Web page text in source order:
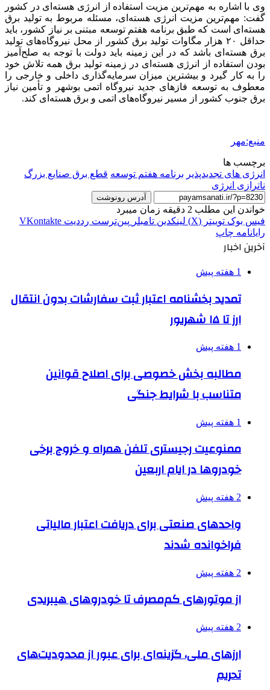
وی با اشاره به مهم‌ترین مزیت استفاده از انرژی هسته‌ای در کشور
گفت: مهم‌ترین مزیت انرژی هسته‌ای، مسئله مربوط به تولید برق
هسته‌ای است که طبق برنامه هفتم توسعه مبتنی بر نیاز کشور، باید
حداقل ۲۰ هزار مگاوات تولید برق کشور از محل نیروگاه‌های تولید
برق هسته‌ای باشد که در این زمینه باید دولت با توجه به صلح‌آمیز
بودن استفاده از انرژی هسته‌ای در زمینه تولید برق همه تلاش خود
را به کار گیرد و بیشترین میزان سرمایه‌گذاری داخلی و خارجی را
معطوف به توسعه فازهای جدید نیروگاه اتمی بوشهر و تأمین نیاز
برق جنوب کشور از مسیر نیروگاه‌های اتمی و برق هسته‌ای کند.
منبع:مهر
برچسب ها
انرژی‌ های تجدیدپذیر برنامه هفتم توسعه قطع برق صنایع بزرگ
ناترازی انرژی
آدرس رونوشت
خواندن این مطلب 2 دقیقه زمان میبرد
فیس بوک توییتر (X) لینکدین ‫تامبلر ‫پین‌ترست ‫رددیت ‫VKontakte
رایانامه چاپ
آخرین اخبار
1 هفته پیش
تمدید بخشنامه اعتبار ثبت سفارشات بدون انتقال
ارز تا ۱۵ شهریور
1 هفته پیش
مطالبه بخش خصوصی برای اصلاح قوانین
متناسب با شرایط جنگی
1 هفته پیش
ممنوعیت رجیستری تلفن همراه و خروج برخی
خودروها در ایام اربعین
2 هفته پیش
واحدهای صنعتی برای دریافت اعتبار مالیاتی
فراخوانده شدند
2 هفته پیش
از موتورهای کم‌مصرف تا خودروهای هیبریدی
2 هفته پیش
ارزهای ملی، گزینه‌ای برای عبور از محدودیت‌های
تحریم